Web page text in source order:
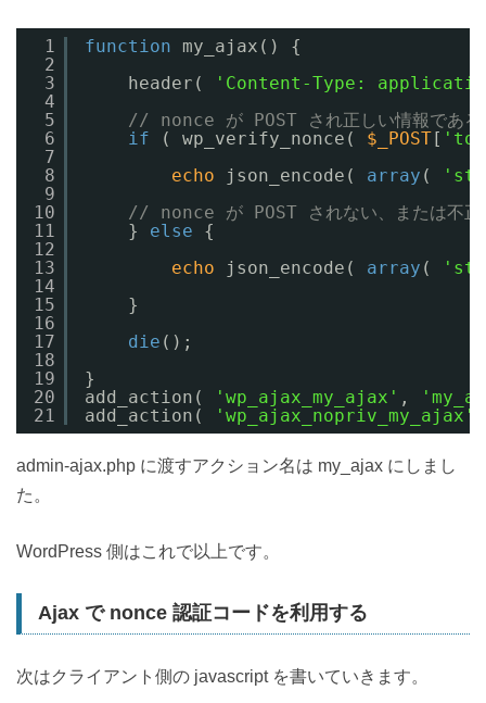
1
2
3
4
5
6
7
8
9
10
11
12
13
14
15
16
17
18
19
20
21
function
my_ajax() {
header(
'Content-Type:
// nonce が POST され正しい情報である
if
( wp_verify_nonce( $_POST[
echo
json_encode( array (
// nonce が POST されない、または不正
} else
{
echo
json_encode( array (
}
die ();
}
add_action(
'wp_ajax_my_ajax' ,
add_action(
'wp_ajax_nopriv_my_ajax'
admin-ajax.php に渡すアクション名は my_ajax にしまし
た。
WordPress 側はこれで以上です。
Ajax で nonce 認証コードを利用する
次はクライアント側の javascript を書いていきます。